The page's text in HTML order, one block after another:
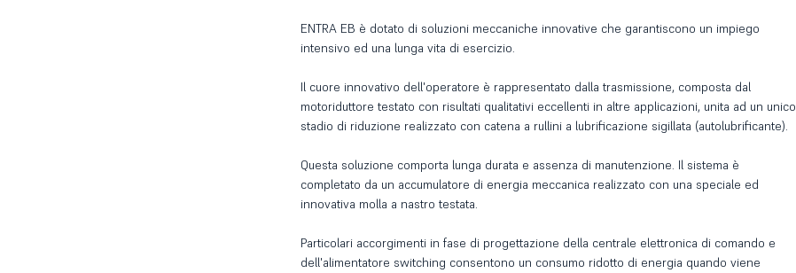
ENTRA EB è dotato di soluzioni meccaniche innovative che garantiscono un impiego
intensivo ed una lunga vita di esercizio.
Il cuore innovativo dell'operatore è rappresentato dalla trasmissione, composta dal
motoriduttore testato con risultati qualitativi eccellenti in altre applicazioni, unita ad un unico
stadio di riduzione realizzato con catena a rullini a lubrificazione sigillata (autolubrificante).
Questa soluzione comporta lunga durata e assenza di manutenzione. Il sistema è
completato da un accumulatore di energia meccanica realizzato con una speciale ed
innovativa molla a nastro testata.
Particolari accorgimenti in fase di progettazione della centrale elettronica di comando e
dell'alimentatore switching consentono un consumo ridotto di energia quando viene